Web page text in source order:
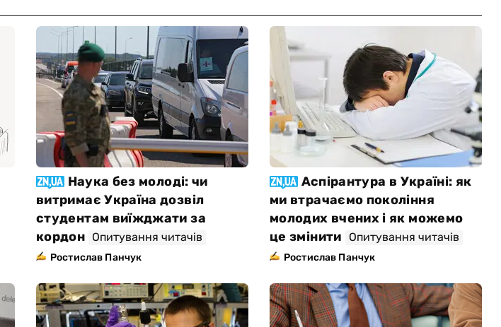
Наука без молоді: чи
витримає Україна дозвіл
студентам виїжджати за
кордон Опитування читачів
Ростислав Панчук
Аспірантура в Україні: як
ми втрачаємо покоління
молодих вчених і як можемо
це змінити
Опитування читачів
Ростислав Панчук